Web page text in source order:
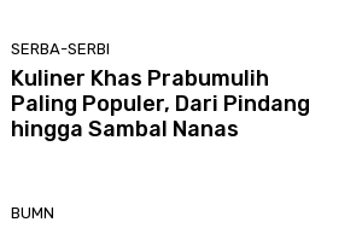
SERBA-SERBI
Kuliner Khas Prabumulih
Paling Populer, Dari Pindang
hingga Sambal Nanas
BUMN